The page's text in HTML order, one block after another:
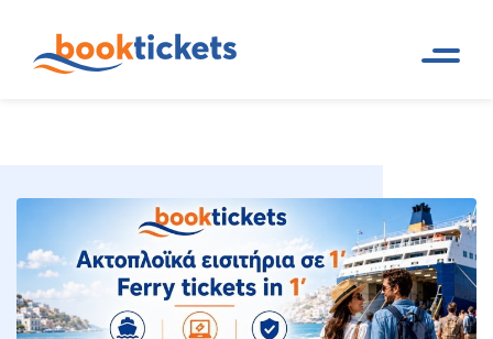
boletos